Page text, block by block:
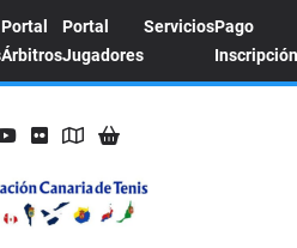
Portal
Árbitros
Portal
Jugadores
ServiciosPago
Inscripción